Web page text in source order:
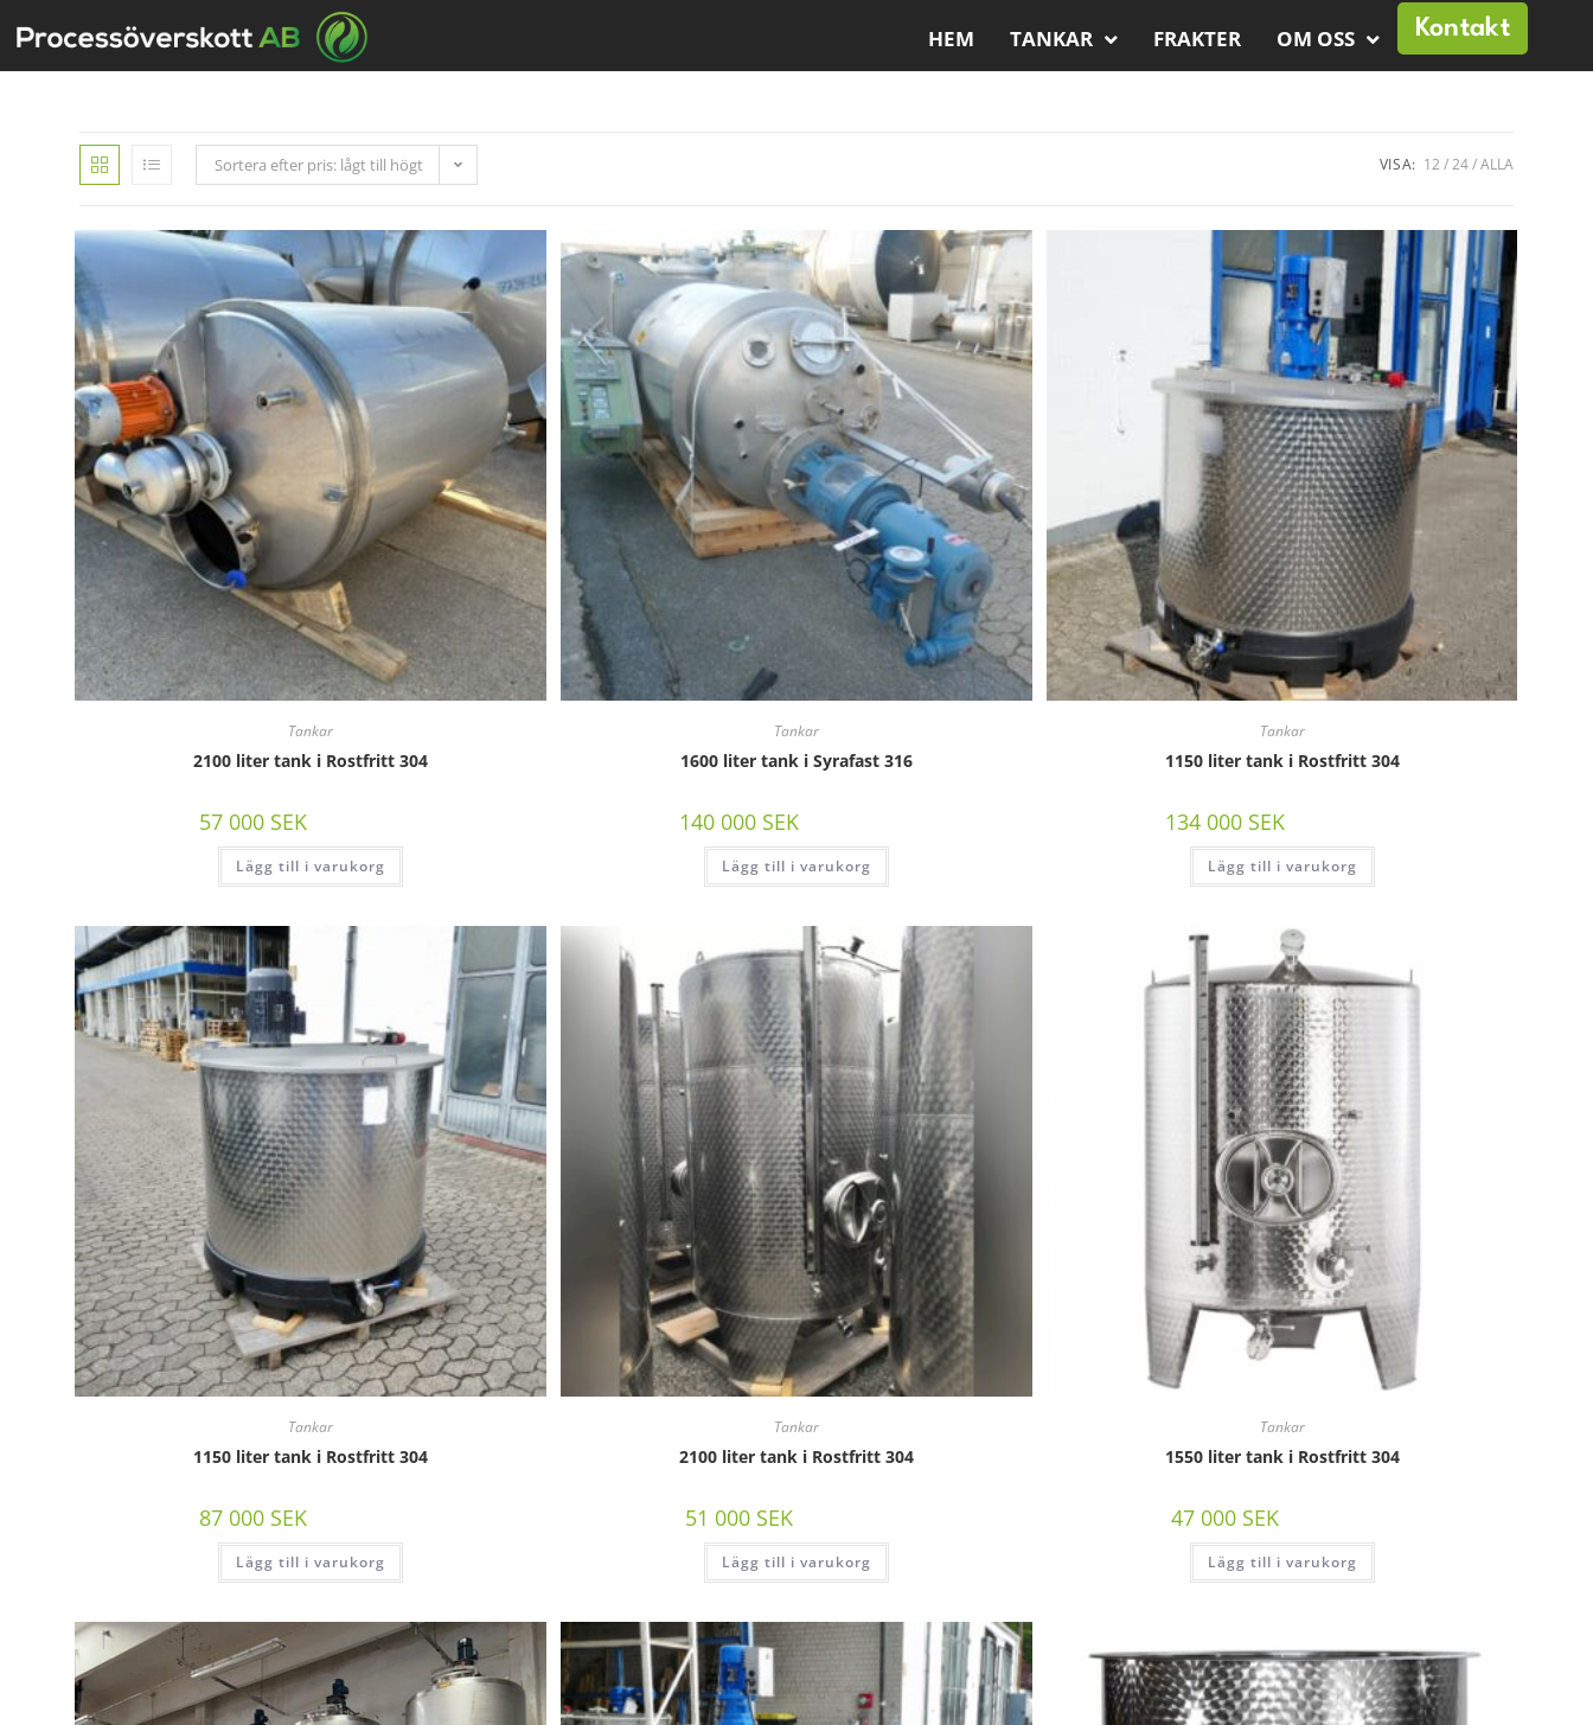
HEM TANKAR FRAKTER OM OSS Kontakt
Sortera efter pris: lågt till högt VISA: 12 24 ALLA
Tankar
2100 liter tank i Rostfritt 304
57 000 SEK
Lägg till i varukorg
Tankar
1600 liter tank i Syrafast 316
140 000 SEK
Lägg till i varukorg
Tankar
1150 liter tank i Rostfritt 304
134 000 SEK
Lägg till i varukorg
Tankar
1150 liter tank i Rostfritt 304
87 000 SEK
Lägg till i varukorg
Tankar
2100 liter tank i Rostfritt 304
51 000 SEK
Lägg till i varukorg
Tankar
1550 liter tank i Rostfritt 304
47 000 SEK
Lägg till i varukorg